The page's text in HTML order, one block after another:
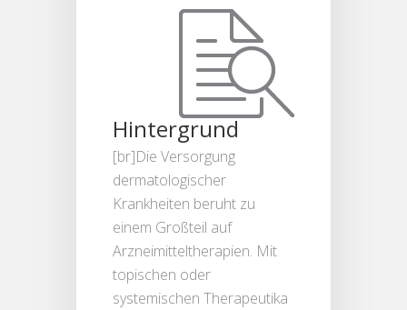
Hintergrund
[br]Die Versorgung
dermatologischer
Krankheiten beruht zu
einem Großteil auf
Arzneimitteltherapien. Mit
topischen oder
systemischen Therapeutika